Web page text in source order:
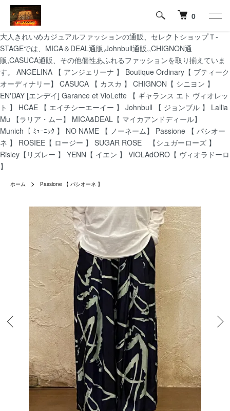
大人きれいめカジュアルファッションの通販、セレクトショップＴ-
STAGEでは、MICA＆DEAL通販,Johnbull通販,,CHIGNON通
販,CASUCA通販、その他個性あふれるファッションを取り揃えていま
す。 ANGELINA 【 アンジェリーナ 】 Boutique Ordinary【 ブティーク
オーディナリー】 CASUCA 【 カスカ 】 CHIGNON【 シニヨン 】
EN'DAY [エンデイ] Garance et VioLette 【 ギャランス エト ヴィオレッ
ト 】 HCAE 【 エイチシーエーイー 】 Johnbull 【 ジョンブル 】 Lallia
Mu 【ラリア・ムー】 MICA&DEAL【 マイカアンドディール】
Munich【 ﾐｭｰﾆｯｸ 】 NO NAME 【 ノーネーム】 Passione 【 パシオー
ネ 】 ROSIEE【 ロージー 】 SUGAR ROSE 【シュガーローズ 】
Risley【リズレー 】 YENN【 イエン 】 VIOLAdORO【 ヴィオラドーロ
】
0
ホーム Passione 【 パシオーネ 】